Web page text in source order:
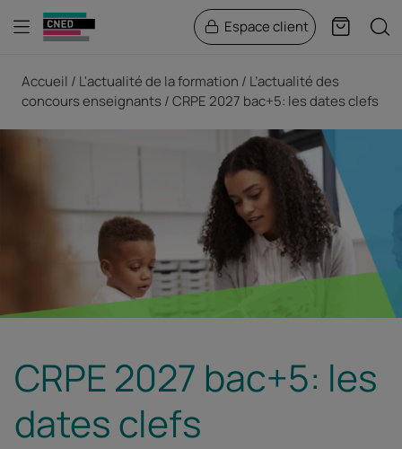
Menu Espace client Panier
Accueil L'actualité de la formation
L’actualité des
concours enseignants
CRPE 2027 bac+5: les dates clefs
CRPE 2027 bac+5: les
dates clefs